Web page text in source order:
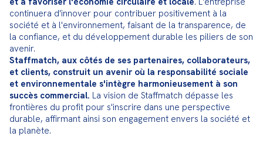
continuera d'innover pour contribuer positivement à la
société et à l'environnement, faisant de la transparence, de
la confiance, et du développement durable les piliers de son
Staffmatch, aux côtés de ses partenaires, collaborateurs,
et clients, construit un avenir où la responsabilité sociale
et environnementale s'intègre harmonieusement à son
succès commercial. La vision de Staffmatch dépasse les
frontières du profit pour s'inscrire dans une perspective
durable, affirmant ainsi son engagement envers la société et
la planète.